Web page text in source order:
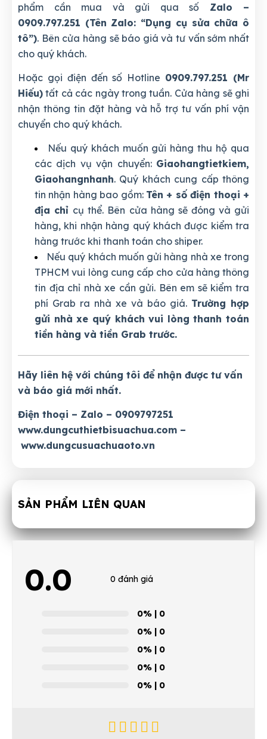
phẩm cần mua và gửi qua số Zalo –
0909.797.251 (Tên Zalo: “Dụng cụ sửa chữa ô
tô”). Bên cửa hàng sẽ báo giá và tư vấn sớm nhất
cho quý khách.
Hoặc gọi điện đến số Hotline 0909.797.251 (Mr
Hiếu) tất cả các ngày trong tuần. Cửa hàng sẽ ghi
nhận thông tin đặt hàng và hỗ trợ tư vấn phí vận
chuyển cho quý khách.
Nếu quý khách muốn gửi hàng thu hộ qua
các dịch vụ vận chuyển: Giaohangtietkiem,
Giaohangnhanh. Quý khách cung cấp thông
tin nhận hàng bao gồm: Tên + số điện thoại +
địa chỉ cụ thể. Bên cửa hàng sẽ đóng và gửi
hàng, khi nhận hàng quý khách được kiểm tra
hàng trước khi thanh toán cho shiper.
Nếu quý khách muốn gửi hàng nhà xe trong
TPHCM vui lòng cung cấp cho cửa hàng thông
tin địa chỉ nhà xe cần gửi. Bên em sẽ kiểm tra
phí Grab ra nhà xe và báo giá. Trường hợp
gửi nhà xe quý khách vui lòng thanh toán
tiền hàng và tiền Grab trước.
Hãy liên hệ với chúng tôi để nhận được tư vấn
và báo giá mới nhất.
Điện thoại – Zalo – 0909797251
www.dungcuthietbisuachua.com –
www.dungcusuachuaoto.vn
SẢN PHẨM LIÊN QUAN
0.0 0 đánh giá
0% | 0
0% | 0
0% | 0
0% | 0
0% | 0